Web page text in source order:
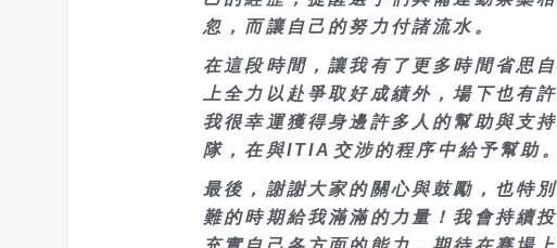
忽，而讓自己的努力付諸流水。
在這段時間，讓我有了更多時間省思
上全力以赴爭取好成績外，場下也有
我很幸運獲得身邊許多人的幫助與支
隊，在與ITIA交涉的程序中給予幫助。
最後，謝謝大家的關心與鼓勵，也特
難的時期給我滿滿的力量！我會持續